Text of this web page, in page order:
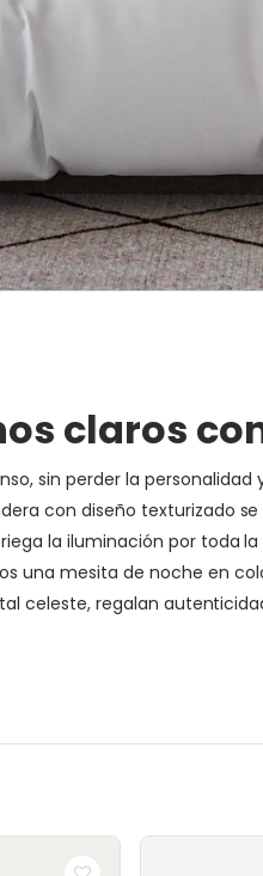
claros
sin perder la
con diseño texturizado
la iluminación por toda
una mesita de noche en
celeste, regalan